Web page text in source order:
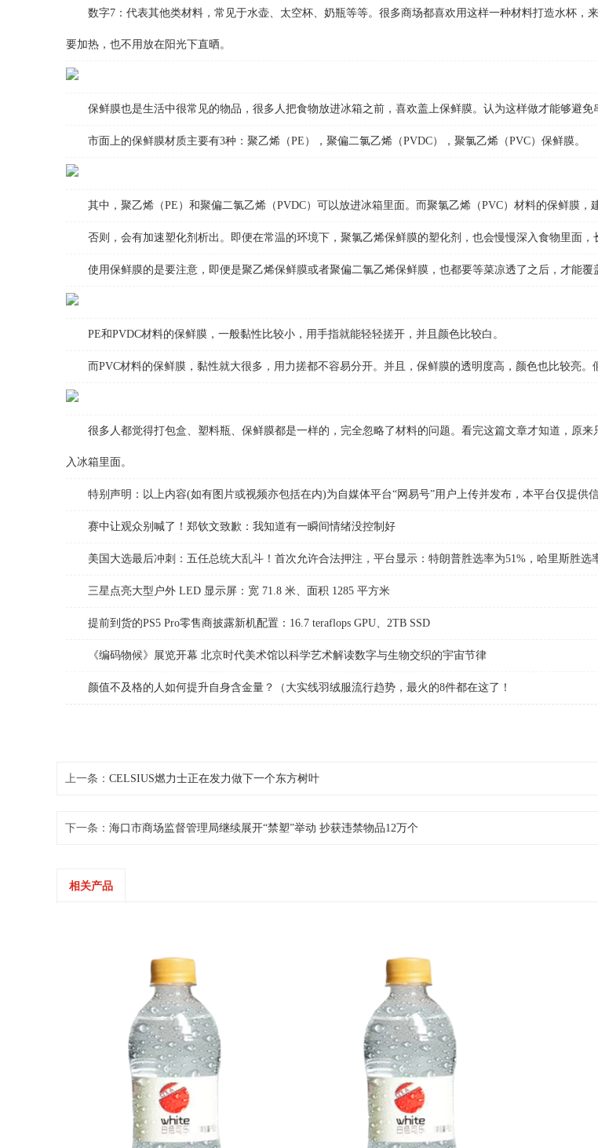
数字7：代表其他类材料，常见于水壶、太空杯、奶瓶等等。很多商场都喜欢用这样一种材料打造水杯，
要加热，也不用放在阳光下直晒。
保鲜膜也是生活中很常见的物品，很多人把食物放进冰箱之前，喜欢盖上保鲜膜。认为这样做才能够避免
市面上的保鲜膜材质主要有3种：聚乙烯（PE），聚偏二氯乙烯（PVDC），聚氯乙烯（PVC）保鲜膜。
其中，聚乙烯（PE）和聚偏二氯乙烯（PVDC）可以放进冰箱里面。而聚氯乙烯（PVC）材料的保鲜膜，
否则，会有加速塑化剂析出。即便在常温的环境下，聚氯乙烯保鲜膜的塑化剂，也会慢慢深入食物里面，
使用保鲜膜的是要注意，即便是聚乙烯保鲜膜或者聚偏二氯乙烯保鲜膜，也都要等菜凉透了之后，才能覆
PE和PVDC材料的保鲜膜，一般黏性比较小，用手指就能轻轻搓开，并且颜色比较白。
而PVC材料的保鲜膜，黏性就大很多，用力搓都不容易分开。并且，保鲜膜的透明度高，颜色也比较亮。
很多人都觉得打包盒、塑料瓶、保鲜膜都是一样的，完全忽略了材料的问题。看完这篇文章才知道，原来
入冰箱里面。
特别声明：以上内容(如有图片或视频亦包括在内)为自媒体平台“网易号”用户上传并发布，本平台仅提供信
赛中让观众别喊了！郑钦文致歉：我知道有一瞬间情绪没控制好
美国大选最后冲刺：五任总统大乱斗！首次允许合法押注，平台显示：特朗普胜选率为51%，哈里斯胜选
三星点亮大型户外 LED 显示屏：宽 71.8 米、面积 1285 平方米
提前到货的PS5 Pro零售商披露新机配置：16.7 teraflops GPU、2TB SSD
《编码物候》展览开幕 北京时代美术馆以科学艺术解读数字与生物交织的宇宙节律
颜值不及格的人如何提升自身含金量？（大实线羽绒服流行趋势，最火的8件都在这了！
上一条： CELSIUS燃力士正在发力做下一个东方树叶
下一条： 海口市商场监督管理局继续展开“禁塑”举动 抄获违禁物品12万个
相关产品